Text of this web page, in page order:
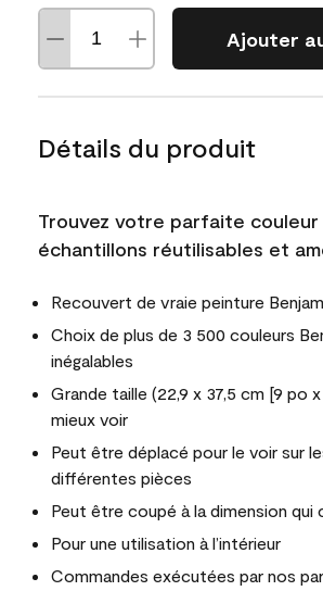
Ajouter
Détails du produit
Trouvez votre parfaite couleur
échantillons réutilisables et
Recouvert de vraie peinture
Choix de plus de 3 500 couleurs
inégalables
Grande taille (22,9 x 37,5 cm [9 po
mieux voir
Peut être déplacé pour le voir sur
différentes pièces
Peut être coupé à la dimension qui
Pour une utilisation à l’intérieur
Commandes exécutées par nos